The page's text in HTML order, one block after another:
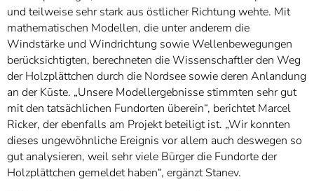
und teilweise sehr stark aus östlicher Richtung wehte. Mit
mathematischen Modellen, die unter anderem die
Windstärke und Windrichtung sowie Wellenbewegungen
berücksichtigten, berechneten die Wissenschaftler den Weg
der Holzplättchen durch die Nordsee sowie deren Anlandung
an der Küste. „Unsere Modellergebnisse stimmten sehr gut
mit den tatsächlichen Fundorten überein“, berichtet Marcel
Ricker, der ebenfalls am Projekt beteiligt ist. „Wir konnten
dieses ungewöhnliche Ereignis vor allem auch deswegen so
gut analysieren, weil sehr viele Bürger die Fundorte der
Holzplättchen gemeldet haben“, ergänzt Stanev.